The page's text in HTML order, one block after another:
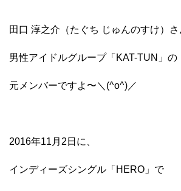
田口 淳之介（たぐち じゅんのすけ）さ
男性アイドルグループ「KAT-TUN」の
元メンバーですよ〜＼(^o^)／
2016年11月2日に、
インディーズシングル「HERO」で